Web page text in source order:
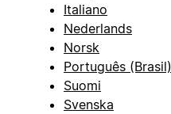
Italiano
Nederlands
Norsk
Português (Brasil)
Suomi
Svenska